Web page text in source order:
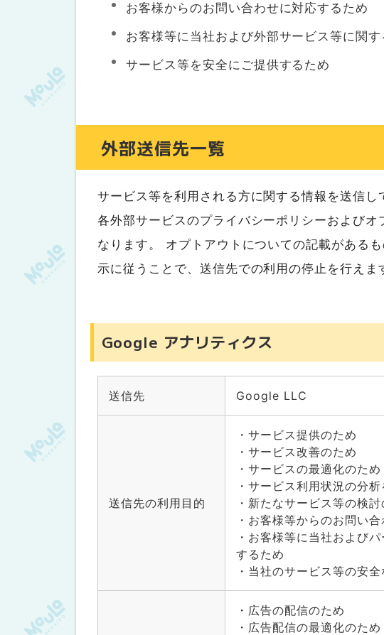
お客様からのお問い合わせに対応するため
お客様等に当社および外部サービス等に関
サービス等を安全にご提供するため
外部送信先一覧
サービス等を利用される方に関する情報を送信し
各外部サービスのプライバシーポリシーおよび
なります。 オプトアウトについての記載がある
示に従うことで、送信先での利用の停止を行えま
Google アナリティクス
送信先 Google LLC
送信先の利用目的
・サービス提供のため
・サービス改善のため
・サービスの最適化のため
・サービス利用状況の分
・新たなサービス等の検討
・お客様等からのお問い
・お客様等に当社および
するため
・当社のサービス等の安
・広告の配信のため
・広告配信の最適化のため